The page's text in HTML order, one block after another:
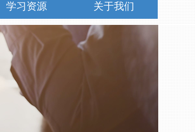
学习资源
学习资源
关于我们
关于我们